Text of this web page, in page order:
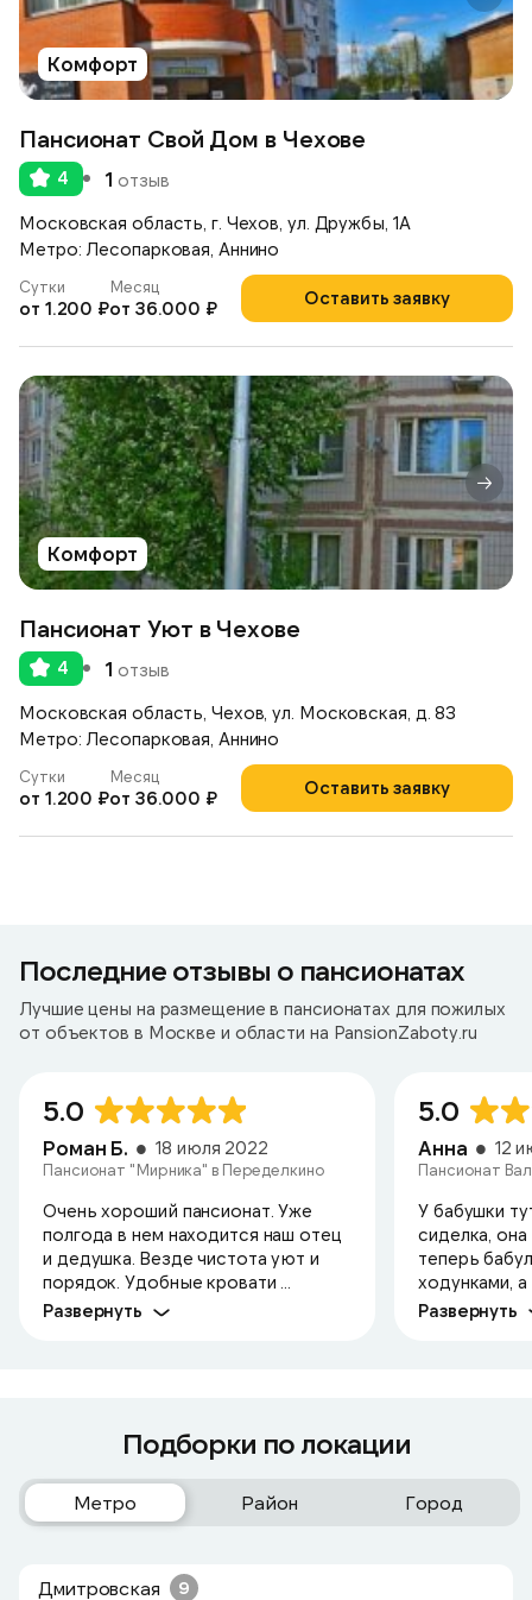
Комфорт
Пансионат Свой Дом в Чехове
4 1 отзыв
Московская область, г. Чехов, ул. Дружбы, 1А
Метро: Лесопарковая, Аннино
Оставить заявку
Сутки
от 1.200 ₽
Месяц
от 36.000 ₽
Комфорт
Пансионат Уют в Чехове
4 1 отзыв
Московская область, Чехов, ул. Московская, д. 83
Метро: Лесопарковая, Аннино
Оставить заявку
Сутки
от 1.200 ₽
Месяц
от 36.000 ₽
Последние отзывы о пансионатах
Лучшие цены на размещение в пансионатах для пожилых
от объектов в Москве и области на PansionZaboty.ru
5.0
Роман Б. 18 июля 2022
Пансионат "Мирника" в Переделкино
Очень хороший пансионат. Уже
полгода в нем находится наш отец
и дедушка. Везде чистота уют и
порядок. Удобные кровати ...
Развернуть
5.0
Анна 12
Пансионат
У бабушки
сиделка,
теперь
ходунками,
Развернуть
Подборки по локации
Метро Район Город
Дмитровская 9